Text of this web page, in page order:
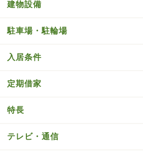
建物設備
駐車場・駐輪場
入居条件
定期借家
特長
テレビ・通信